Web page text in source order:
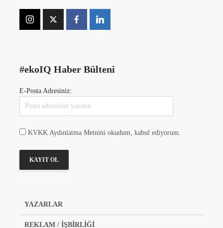
#ekoIQ Haber Bülteni
E-Posta Adresiniz:
KVKK Aydınlatma Metnini okudum, kabul ediyorum.
YAZARLAR
REKLAM / İŞBİRLİĞİ